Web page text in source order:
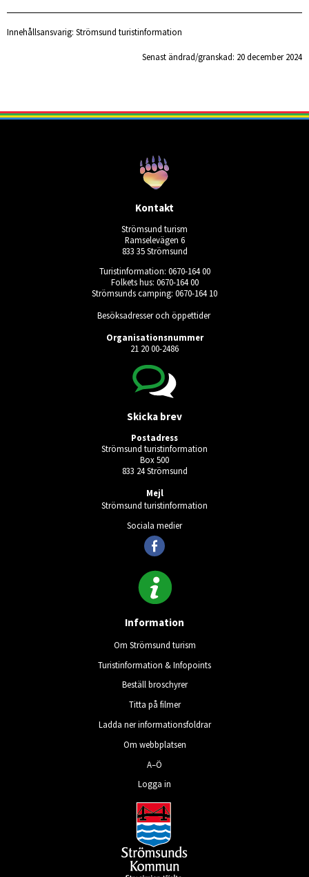
Innehållsansvarig: Strömsund turistinformation
Senast ändrad/granskad: 20 december 2024
Kontakt
Strömsund turism
Ramselevägen 6
833 35 Strömsund
Turistinformation: 0670-164 00
Folkets hus: 0670-164 00
Strömsunds camping: 0670-164 10
Besöksadresser och öppettider
Organisationsnummer
21 20 00-2486
Skicka brev
Postadress
Strömsund turistinformation
Box 500
833 24 Strömsund
Mejl
Strömsund turistinformation
Sociala medier
Information
Om Strömsund turism
Turistinformation & Infopoints
Beställ broschyrer
Titta på filmer
Ladda ner informationsfoldrar
Om webbplatsen
A–Ö
Logga in